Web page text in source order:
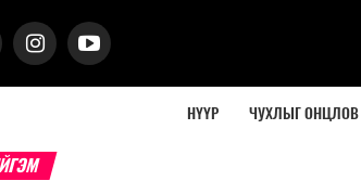
НҮҮР ЧУХЛЫГ ОНЦЛОВ